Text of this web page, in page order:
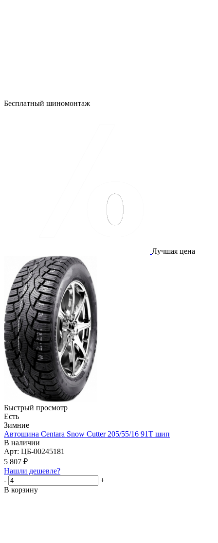
Бесплатный шиномонтаж
Лучшая цена
Быстрый просмотр
Есть
Зимние
Автошина Centara Snow Cutter 205/55/16 91T шип
В наличии
Арт: ЦБ-00245181
5 807 ₽
Нашли дешевле?
-
+
В корзину